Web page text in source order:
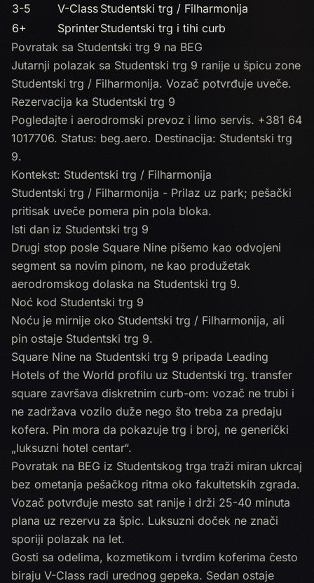
3-5 V-Class Studentski trg / Filharmonija
6+
SprinterStudentski trg i tihi curb
Povratak sa Studentski trg 9 na BEG
Jutarnji polazak sa Studentski trg 9 ranije u špicu zone
Studentski trg / Filharmonija. Vozač potvrđuje uveče.
Rezervacija ka Studentski trg 9
Pogledajte i aerodromski prevoz i limo servis. +381 64
1017706. Status: beg.aero. Destinacija: Studentski trg
9.
Kontekst: Studentski trg / Filharmonija
Studentski trg / Filharmonija - Prilaz uz park; pešački
pritisak uveče pomerа pin pola bloka.
Isti dan iz Studentski trg 9
Drugi stop posle Square Nine pišemo kao odvojeni
segment sa novim pinom, ne kao produžetak
aerodromskog dolaska na Studentski trg 9.
Noć kod Studentski trg 9
Noću je mirnije oko Studentski trg / Filharmonija, ali
pin ostaje Studentski trg 9.
Square Nine na Studentski trg 9 pripada Leading
Hotels of the World profilu uz Studentski trg. transfer
square završava diskretnim curb-om: vozač ne trubi i
ne zadržava vozilo duže nego što treba za predaju
kofera. Pin mora da pokazuje trg i broj, ne generički
„luksuzni hotel centar“.
Povratak na BEG iz Studentskog trga traži miran ukrcaj
bez ometanja pešačkog ritma oko fakultetskih zgrada.
Vozač potvrđuje mesto sat ranije i drži 25-40 minuta
plana uz rezervu za špic. Luksuzni doček ne znači
sporiji polazak na let.
Gosti sa odelima, kozmetikom i tvrdim koferima često
biraju V-Class radi urednog gepeka. Sedan ostaje